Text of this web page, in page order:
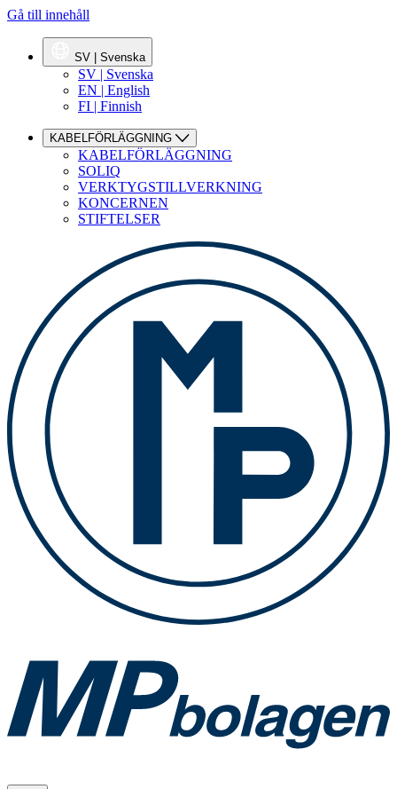
Gå till innehåll
SV | Svenska
SV | Svenska
EN | English
FI | Finnish
KABELFÖRLÄGGNING
KABELFÖRLÄGGNING
SOLIQ
VERKTYGSTILLVERKNING
KONCERNEN
STIFTELSER